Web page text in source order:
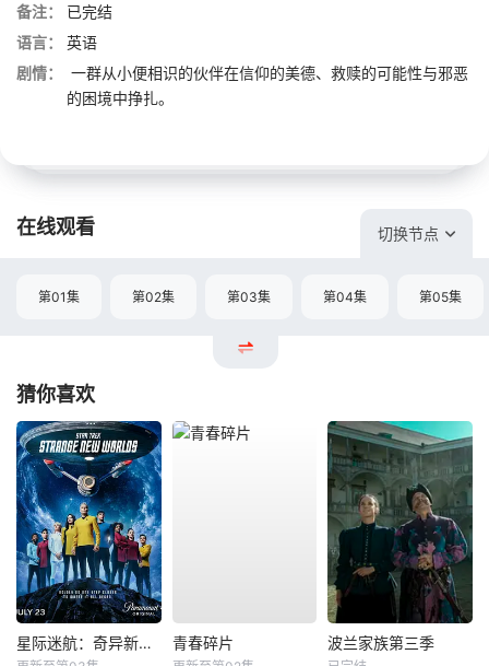
备注：
已完结
语言：
英语
剧情：
一群从小便相识的伙伴在信仰的美德、救赎的可能性与邪恶
的困境中挣扎。
在线观看 切换节点
第01集 第02集 第03集 第04集 第05集
猜你喜欢
星际迷航：奇异新世界第四季 青春碎片 波兰家族第三季